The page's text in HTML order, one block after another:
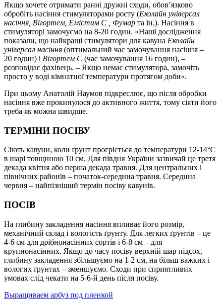
Якщо хочете отримати ранні дружні сходи, обов’язково
обробіть насіння стимуляторами росту (Еколайн універсал
насіння, Вігортем, Емістим С , Фумар та ін.). Насіння в
стимуляторі замочуємо на 8-20 годин. «Наші дослідження
показали, що найкращі стимулятори для кавуна Еколайн
універсал насіння (оптимальний час замочування насіння –
20 годин) і Вігортем С (час замочування 16 годин), –
розповідає фахівець. – Якщо немає стимулятора, замочіть
просто у воді кімнатної температури протягом доби».
При цьому Анатолій Наумов підкреслює, що після обробки
насіння вже прокинулося до активного життя, тому сіяти його
треба як можна швидше.
ТЕРМІНИ ПОСІВУ
Сіють кавуни, коли ґрунт прогріється до температури 12-14°С
в шарі товщиною 10 см. Для півдня України зазвичай це третя
декада квітня або перша декада травня. Для центральних і
північних районів – початок-середина травня. Середина
червня – найпізніший термін посіву кавунів.
ПОСІВ
На глибину закладення насіння впливає його розмір,
механічний склад і вологість ґрунту. Для легких ґрунтів – це
4-6 см для дрібнонасінних сортів і 6-8 см – для
крупнонасінних. Якщо до часу посіву верхній шар підсох,
глибину закладення збільшуємо на 1-2 см, на більш важких і
вологих ґрунтах – зменшуємо. Сходи при сприятливих
умовах слід чекати на 5-6-й день після посіву.
Выращиваем арбуз под пленкой